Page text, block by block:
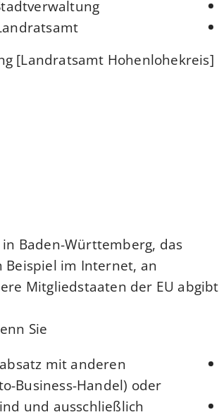
[Landratsamt Hohenlohekreis]
Baden-Württemberg, das
Beispiel im Internet, an
Mitgliedstaaten der EU abgibt.
Sie
mit anderen
Business-Handel) oder
und ausschließlich